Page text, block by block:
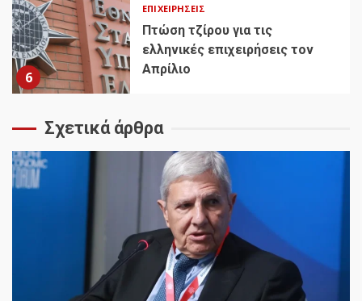
6
ΕΠΙΧΕΙΡΉΣΕΙΣ
Πτώση τζίρου για τις
ελληνικές επιχειρήσεις τον
Απρίλιο
Σχετικά άρθρα